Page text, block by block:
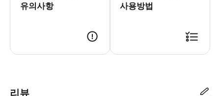
유의사항 사용방법
리뷰